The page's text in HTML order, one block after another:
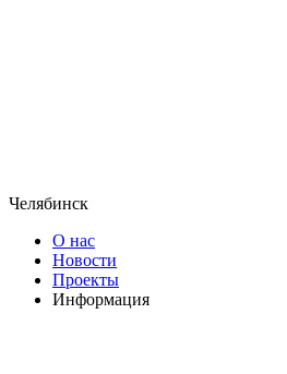
Челябинск
О нас
Новости
Проекты
Информация